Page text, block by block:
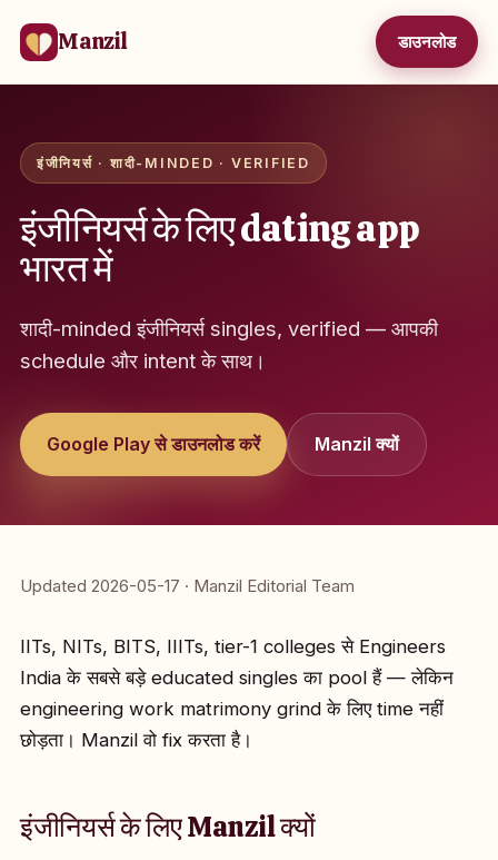
Manzil डाउनलोड
इंजीनियर्स · शादी-MINDED · VERIFIED
इंजीनियर्स के लिए dating app
भारत में
शादी-minded इंजीनियर्स singles, verified — आपकी
schedule और intent के साथ।
Google Play से डाउनलोड करें Manzil क्यों
Updated 2026-05-17 · Manzil Editorial Team
IITs, NITs, BITS, IIITs, tier-1 colleges से Engineers
India के सबसे बड़े educated singles का pool हैं — लेकिन
engineering work matrimony grind के लिए time नहीं
छोड़ता। Manzil वो fix करता है।
इंजीनियर्स के लिए Manzil क्यों